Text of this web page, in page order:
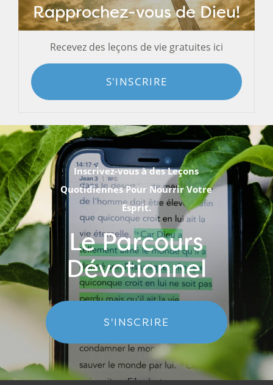
Rapprochez-vous de Dieu!
Recevez des leçons de vie gratuites ici
S'INSCRIRE
Inscrivez-vous à des Leçons
Quotidiennes Pour Nourrir Votre
Esprit.
Le Parcours
Dévotionnel
S'INSCRIRE